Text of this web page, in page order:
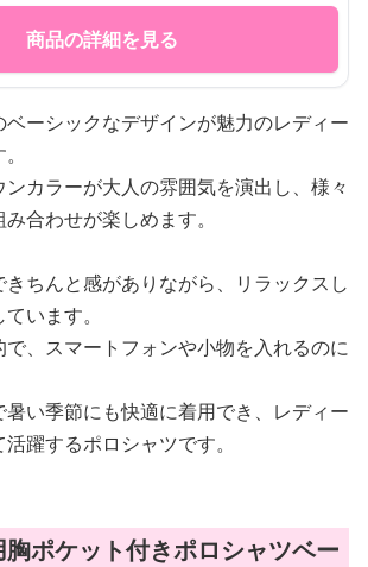
商品の詳細を見る
ーシックなデザインが魅力のレディー
カラーが大人の雰囲気を演出し、様々
合わせが楽しめます。
ちんと感がありながら、リラックスし
います。
、スマートフォンや小物を入れるのに
い季節にも快適に着用でき、レディー
躍するポロシャツです。
胸ポケット付きポロシャツベー